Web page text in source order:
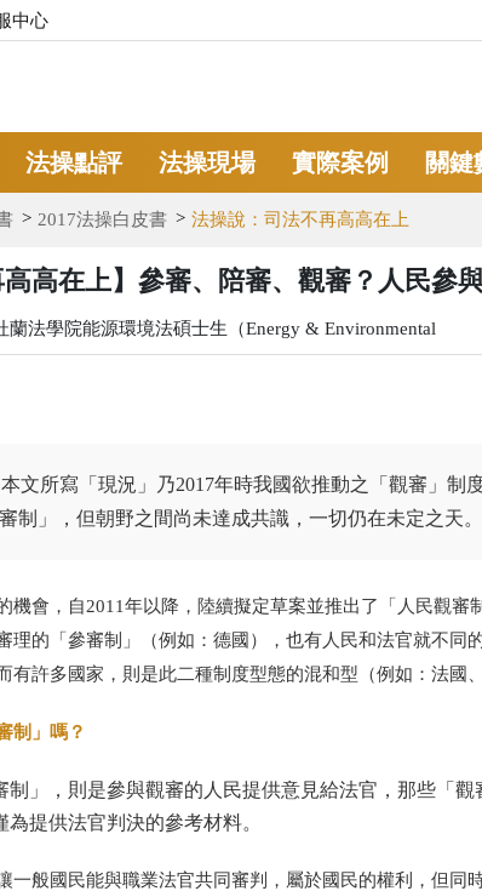
中心
法操點評 法操現場 實際案例 關鍵
2017法操白皮書 法操說：司法不再高高在上
高高在上】參審、陪審、觀審？人民參
蘭法學院能源環境法碩士生（Energy & Environmental
本文所寫「現況」乃2017年時我國欲推動之「觀審」制
制」，但朝野之間尚未達成共識，一切仍在未定之天。
機會，自2011年以降，陸續擬定草案並推出了「人民觀審
理的「參審制」
（例如：德國） ，也有人民和法官就不同
有許多國家，則是此二種制度型態的混和型 （例如：法國
制」嗎？
制」，則是參與觀審的人民提供意見給法官，那些「
提供法官判決的參考材料。
一般國民能與職業法官共同審判，屬於國民的權利，但同